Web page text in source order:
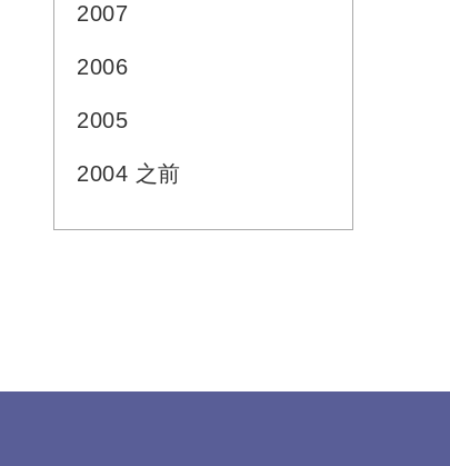
2007
2006
2005
2004 之前